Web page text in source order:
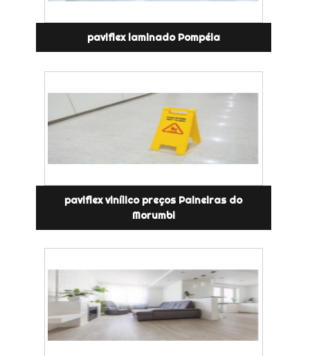
paviflex laminado Pompéia
paviflex vinílico preços Paineiras do
Morumbi